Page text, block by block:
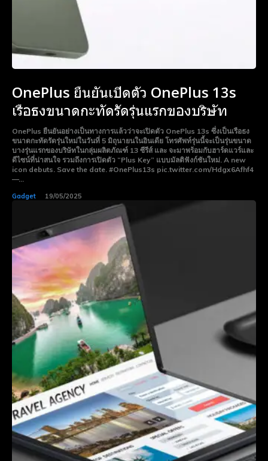
OnePlus ยืนยันเปิดตัว OnePlus 13s
เรือธงขนาดกะทัดรัดรุ่นแรกของบริษัท
OnePlus ยืนยันอย่างเป็นทางการแล้วว่าจะเปิดตัว OnePlus 13s ซึ่งเป็นเรือธง
ขนาดกะทัดรัดรุ่นใหม่ในวันที่ 5 มิถุนายนในอินเดีย โทรศัพท์รุ่นนี้จะเป็นรุ่นขนาด
บางรุ่นแรกของบริษัทในกลุ่มผลิตภัณฑ์ 13 ซีรีส์ และ จะมาพร้อมกับฮาร์ดแวร์และ
ดีไซน์ที่น่าสนใจ รวมถึงการเปิดตัว “Plus Key” แบบมัลติฟังก์ชันใหม่. A new
icon debuts. Save the date. #OnePlus13s pic.twitter.com/Hdgx6Afhf4
—...
Gadget 19/05/2025